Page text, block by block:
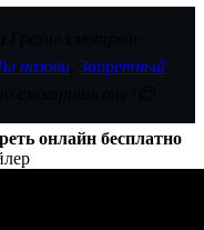
назови Запретный
онлайн бесплатно